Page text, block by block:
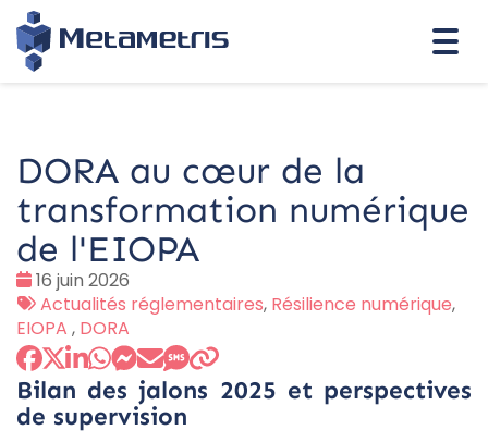
DORA au cœur de la
transformation numérique
de l'EIOPA
Date
:
16 juin 2026
Tags
:
Actualités réglementaires, Résilience numérique,
EIOPA , DORA
Bilan des jalons 2025 et perspectives
de supervision